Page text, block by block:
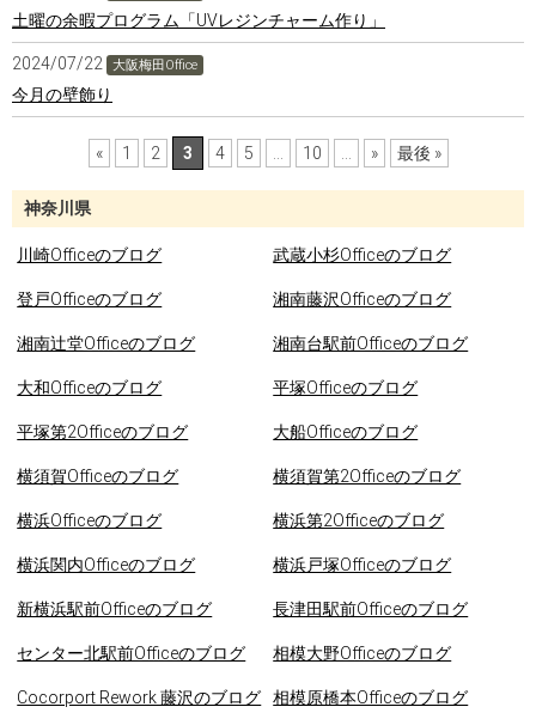
神奈川県
川崎Officeのブログ 武蔵小杉Officeのブログ
登戸Officeのブログ 湘南藤沢Officeのブログ
湘南辻堂Officeのブログ 湘南台駅前Officeのブログ
大和Officeのブログ 平塚Officeのブログ
平塚第2Officeのブログ 大船Officeのブログ
横須賀Officeのブログ 横須賀第2Officeのブログ
横浜Officeのブログ 横浜第2Officeのブログ
横浜関内Officeのブログ 横浜戸塚Officeのブログ
新横浜駅前Officeのブログ 長津田駅前Officeのブログ
センター北駅前Officeのブログ 相模大野Officeのブログ
Cocorport Rework 藤沢のブログ 相模原橋本Officeのブログ
土曜の余暇プログラム「UVレジンチャーム作り」
2024/07/22 大阪梅田Office
今月の壁飾り
« 1 2 3 4 5 10 » 最後 »